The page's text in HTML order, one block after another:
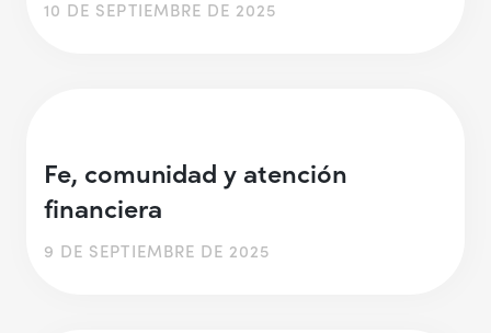
10 DE SEPTIEMBRE DE 2025
Fe, comunidad y atención
financiera
9 DE SEPTIEMBRE DE 2025